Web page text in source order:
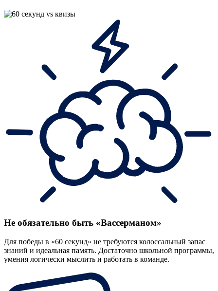
Не обязательно быть «Вассерманом»
Для победы в «60 секунд» не требуются колоссальный запас
знаний и идеальная память. Достаточно школьной программы,
умения логически мыслить и работать в команде.